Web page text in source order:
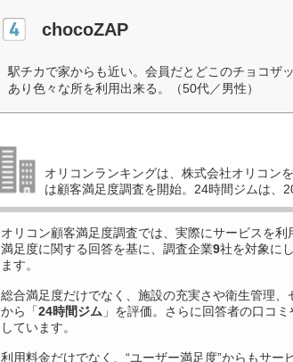
chocoZAP
駅チカで家からも近い。会員だとどこのチョコザ
あり色々な所を利用出来る。（50代／男性）
オリコンランキングは、株式会社オリコン
は顧客満足度調査を開始。24時間ジムは、
オリコン顧客満足度調査では、実際にサービスを利
満足度に関する回答を基に、調査企業9社を対象に
ます。
総合満足度だけでなく、施設の充実さや衛生管理
から「24時間ジム 」を評価。さらに回答者の口コ
しています。
利用料金だけでなく、“ユーザー満足度”からもサー